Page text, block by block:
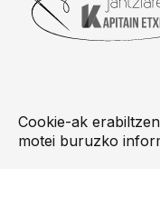
Cookie-ak
motei buruzko